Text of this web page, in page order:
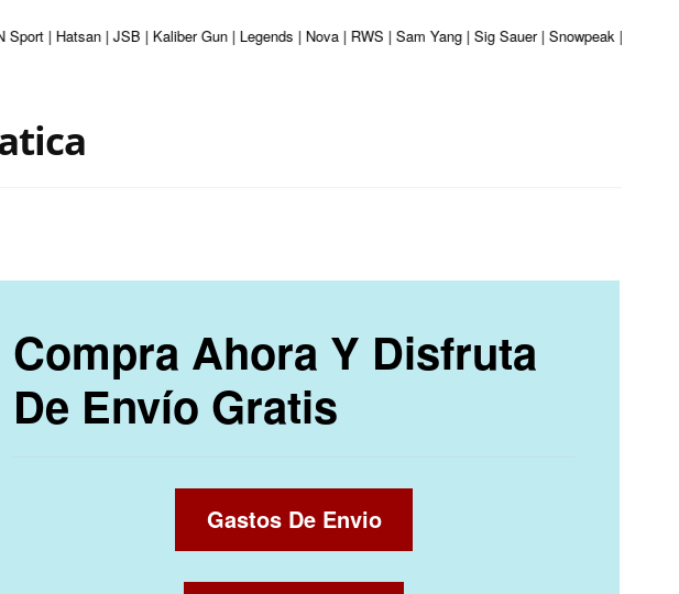
| Hatsan | JSB | Kaliber Gun | Legends | Nova | RWS | Sam Yang | Sig Sauer | Snowpeak | Umarex
Compra Ahora Y Disfruta
De Envío Gratis
Gastos De Envio